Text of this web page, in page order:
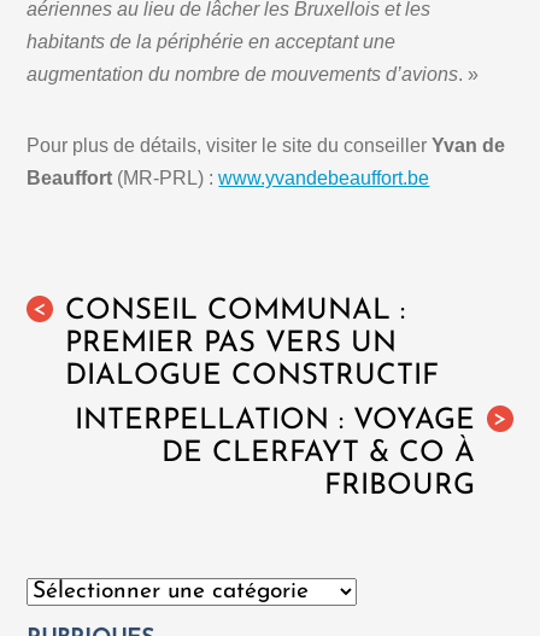
aériennes au lieu de lâcher les Bruxellois et les
habitants de la périphérie en acceptant une
augmentation du nombre de mouvements d’avions. »
Pour plus de détails, visiter le site du conseillerYvan de
Beauffort (MR-PRL) :www.yvandebeauffort.be
<
CONSEIL COMMUNAL :
PREMIER PAS VERS UN
DIALOGUE CONSTRUCTIF
>
INTERPELLATION : VOYAGE
DE CLERFAYT & CO À
FRIBOURG
Catégories